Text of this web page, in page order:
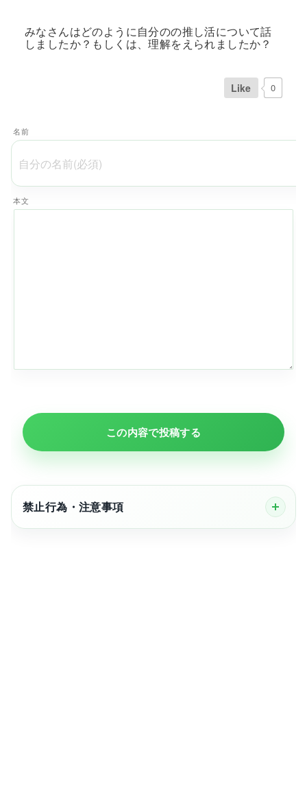
みなさんはどのように自分のの推し活について話
しましたか？もしくは、理解をえられましたか？
Like 0
名前
本文
この内容で投稿する
禁止行為・注意事項